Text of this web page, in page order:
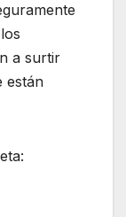
a surtir
están